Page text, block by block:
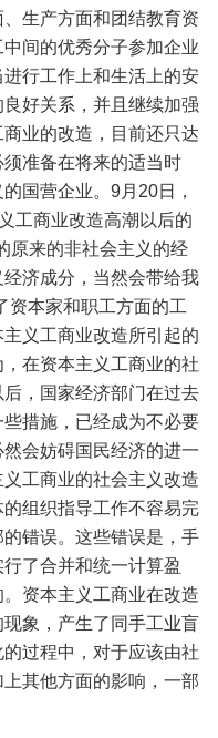
生产方面和团结教育资
间的优秀分子参加企业
行工作上和生活上的安
好关系，并且继续加强
业的改造，目前还只达
准备在将来的适当时
国营企业。9月20日，
工商业改造高潮以后的
原来的非社会主义的经
济成分，当然会带给我
资本家和职工方面的工
义工商业改造所引起的
在资本主义工商业的社
，国家经济部门在过去
措施，已经成为不必要
会妨碍国民经济的进一
工商业的社会主义改造
组织指导工作不容易完
错误。这些错误是，手
了合并和统一计算盈
资本主义工商业在改造
象，产生了同手工业盲
过程中，对于应该由社
其他方面的影响，一部